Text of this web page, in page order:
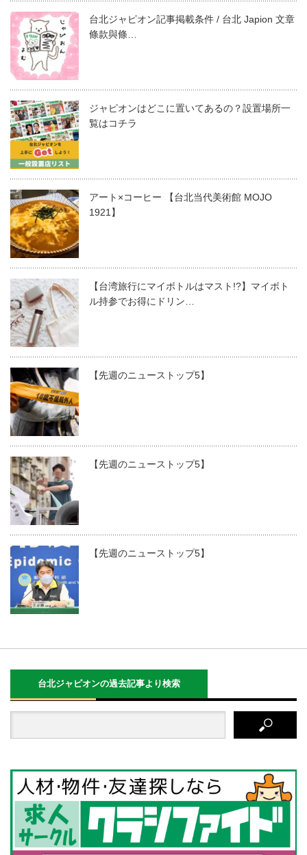
台北ジャピオン記事掲載条件 / 台北 Japion 文章
條款與條…
ジャピオンはどこに置いてあるの？設置場所一
覧はコチラ
アート×コーヒー 【台北当代美術館 MOJO
1921】
【台湾旅行にマイボトルはマスト!?】マイボト
ル持参でお得にドリン…
【先週のニューストップ5】
【先週のニューストップ5】
【先週のニューストップ5】
台北ジャピオンの過去記事より検索